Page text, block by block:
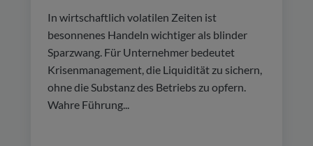
In wirtschaftlich volatilen Zeiten ist
besonnenes Handeln wichtiger als blinder
Sparzwang. Für Unternehmer bedeutet
Krisenmanagement, die Liquidität zu sichern,
ohne die Substanz des Betriebs zu opfern.
Wahre Führung...